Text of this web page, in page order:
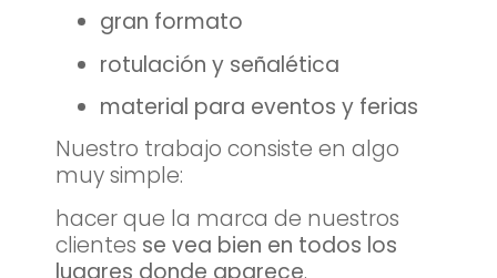
gran formato
rotulación y señalética
material para eventos y ferias
Nuestro trabajo consiste en algo
muy simple:
hacer que la marca de nuestros
clientes se vea bien en todos los
lugares donde aparece.